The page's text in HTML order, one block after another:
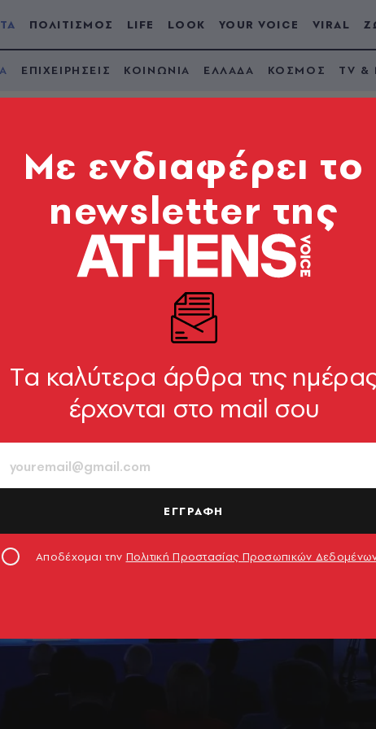
ΠΟΛΙΤΙΣΜΟΣ LIFE LOOK YOUR VOICE VIRAL
ΕΠΙΧΕΙΡΗΣΕΙΣ ΚΟΙΝΩΝΙΑ ΕΛΛΑΔΑ ΚΟΣΜΟΣ TV &
και το πολιτικό
Μητσοτάκη
Mε ενδιαφέρει το
newsletter της
Tα καλύτερα άρθρα της
έρχονται στο mail σου
ΕΓΓΡΑΦΗ
Αποδέχομαι την Πολιτική Προστασίας Προσωπικών